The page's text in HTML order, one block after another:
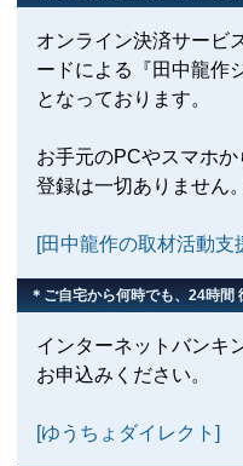
オンライン決済サービ
ードによる『田中龍作
となっております。
お手元のPCやスマホ
登録は一切ありません
[田中龍作の取材活動支
＊ご自宅から何時でも、24時間
インターネットバンキ
お申込みください。
[ゆうちょダイレクト]